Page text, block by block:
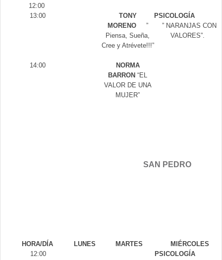
12:00
13:00
TONY
MORENO”
Piensa, Sueña,
Cree y Atrévete!!!”
PSICOLOGÍA
” NARANJAS CON
VALORES”.
14:00
NORMA
BARRON “EL
VALOR DE UNA
MUJER”
SAN PEDRO
HORA/DÍA LUNES MARTES
MIÉRCOLES
12:00
PSICOLOGÍA